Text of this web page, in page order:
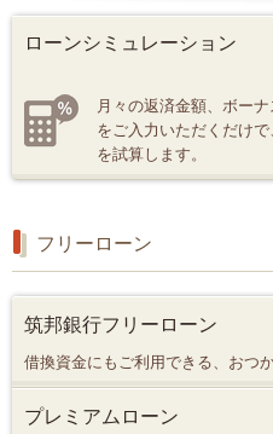
ローンシミュレーション
月々の返済金額、ボー
をご入力いただくだけ
を試算します。
フリーローン
筑邦銀行フリーローン
借換資金にもご利用できる、おつ
プレミアムローン